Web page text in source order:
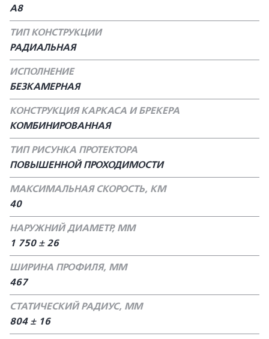
A8
ТИП КОНСТРУКЦИИ
РАДИАЛЬНАЯ
ИСПОЛНЕНИЕ
БЕЗКАМЕРНАЯ
КОНСТРУКЦИЯ КАРКАСА И БРЕКЕРА
КОМБИНИРОВАННАЯ
ТИП РИСУНКА ПРОТЕКТОРА
ПОВЫШЕННОЙ ПРОХОДИМОСТИ
МАКСИМАЛЬНАЯ СКОРОСТЬ, КМ
40
НАРУЖНИЙ ДИАМЕТР, ММ
1 750 ± 26
ШИРИНА ПРОФИЛЯ, ММ
467
СТАТИЧЕСКИЙ РАДИУС, ММ
804 ± 16